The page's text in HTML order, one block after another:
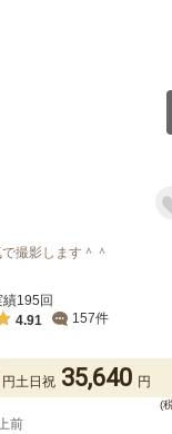
撮影します＾＾
績195回
4.91
157件
円土日祝 35,640 円
前